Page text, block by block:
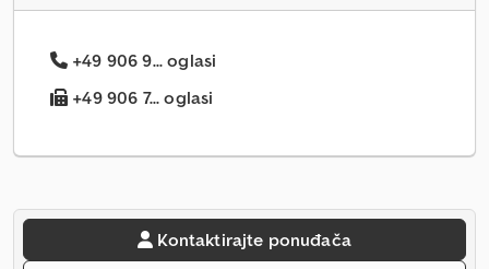
+49 906 9... oglasi
+49 906 7... oglasi
Kontaktirajte ponuđača